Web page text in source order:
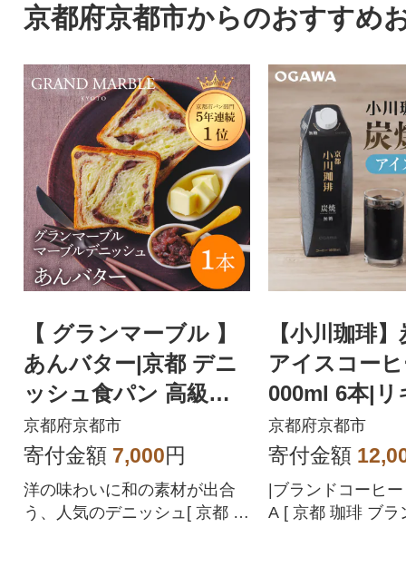
京都府京都市からのおすすめ
【 グランマーブル 】
あんバター|京都 デニ
ッシュ食パン 高級食
パン 人気店 おすすめ
ギフト 贈答
京都府京都市
寄付金額 7,000円
洋の味わいに和の素材が出合
う、人気のデニッシュ[ 京都 マ
【小川珈琲
アイスコー
000ml 6本|リ
ーヒー 人気
京都府京都市
寄付金額
|ブランドコーヒ
A [ 京都 珈琲 ブランド OGAW